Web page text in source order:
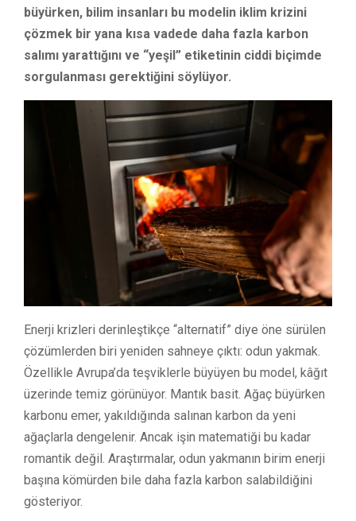
büyürken, bilim insanları bu modelin iklim krizini
çözmek bir yana kısa vadede daha fazla karbon
salımı yarattığını ve “yeşil” etiketinin ciddi biçimde
sorgulanması gerektiğini söylüyor.
Enerji krizleri derinleştikçe “alternatif” diye öne sürülen
çözümlerden biri yeniden sahneye çıktı: odun yakmak.
Özellikle Avrupa’da teşviklerle büyüyen bu model, kâğıt
üzerinde temiz görünüyor. Mantık basit. Ağaç büyürken
karbonu emer, yakıldığında salınan karbon da yeni
ağaçlarla dengelenir. Ancak işin matematiği bu kadar
romantik değil. Araştırmalar, odun yakmanın birim enerji
başına kömürden bile daha fazla karbon salabildiğini
gösteriyor.